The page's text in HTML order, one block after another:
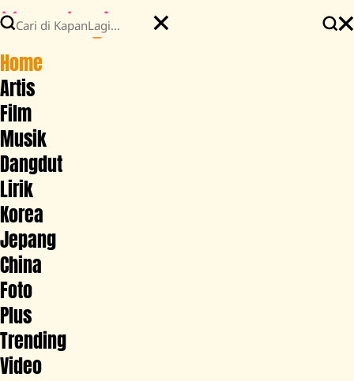
Home
Artis
Film
Musik
Dangdut
Lirik
Korea
Jepang
China
Foto
Plus
Trending
Video